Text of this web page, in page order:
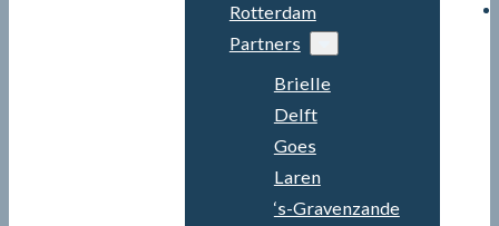
Rotterdam
Partners
Brielle
Delft
Goes
Laren
‘s-Gravenzande